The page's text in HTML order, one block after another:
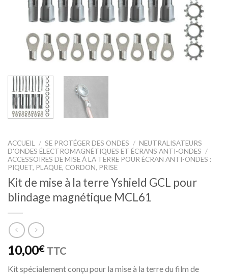
ACCUEIL / SE PROTÉGER DES ONDES / NEUTRALISATEURS
D'ONDES ÉLECTROMAGNÉTIQUES ET ÉCRANS ANTI-ONDES /
ACCESSOIRES DE MISE À LA TERRE POUR ÉCRAN ANTI-ONDES :
PIQUET, PLAQUE, CORDON, PRISE
Kit de mise à la terre Yshield GCL pour
blindage magnétique MCL61
10,00€ TTC
Kit spécialement conçu pour la mise à la terre du film de